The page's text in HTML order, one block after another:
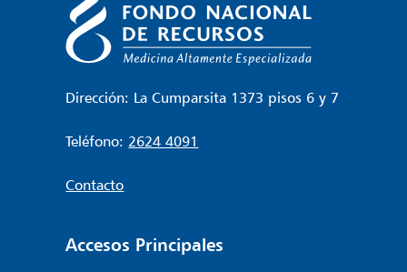
Dirección: La Cumparsita 1373 pisos 6 y 7
Teléfono: 2624 4091
Contacto
Accesos Principales